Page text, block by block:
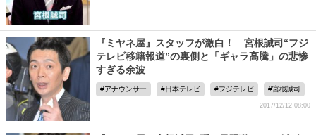
『ミヤネ屋』スタッフが激白！ 宮根誠司“フジ
テレビ移籍報道”の裏側と「ギャラ高騰」の悲惨
すぎる余波
アナウンサー 日本テレビ フジテレビ 宮根誠司
2017/12/12 08:00